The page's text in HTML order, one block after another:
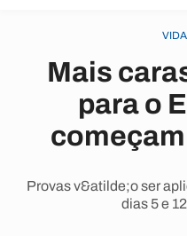
Mais
para o
Provas v&atilde;o ser
dias 5 e